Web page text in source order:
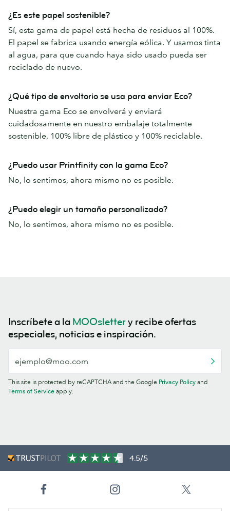
¿Es este papel sostenible?
Sí, esta gama de papel está hecha de residuos al 100%.
El papel se fabrica usando energía eólica. Y usamos tinta
al agua, para que cuando haya sido usado pueda ser
reciclado de nuevo.
¿Qué tipo de envoltorio se usa para enviar Eco?
Nuestra gama Eco se envolverá y enviará
cuidadosamente en nuestro embalaje totalmente
sostenible, 100% libre de plástico y 100% reciclable.
¿Puedo usar Printfinity con la gama Eco?
No, lo sentimos, ahora mismo no es posible.
¿Puedo elegir un tamaño personalizado?
No, lo sentimos, ahora mismo no es posible.
Inscríbete a la MOOslettery recibe ofertas
especiales, noticias e inspiración.
This site is protected by reCAPTCHA and the Google Privacy Policy and
Terms of Service apply.
4.5/5